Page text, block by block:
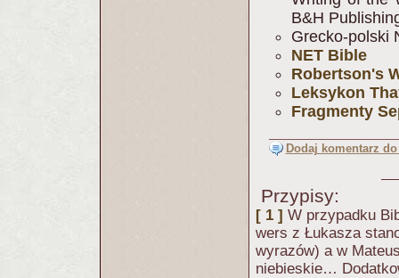
B&H
Grecko-polski
NET Bible
Robertson's
Leksykon
Fragmenty
Dodaj komentarz
Przypisy:
[ 1 ] W przypadku
wers z Łukasza
wyrazów) a w
niebieskie…